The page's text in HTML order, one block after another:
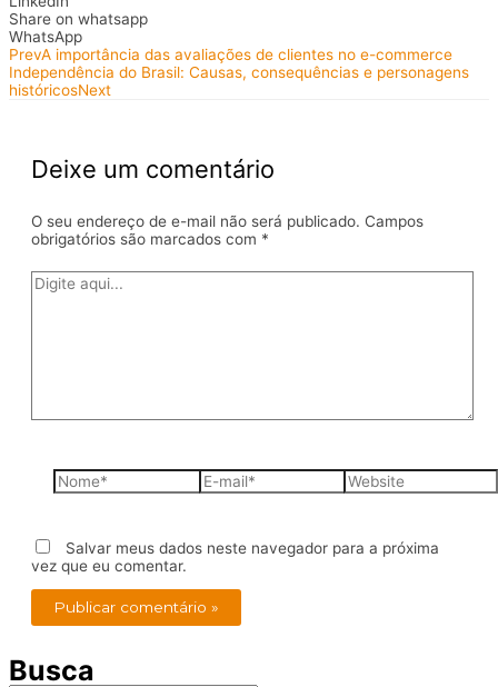
Share on whatsapp
WhatsApp
PrevA importância das avaliações de clientes no e-commerce
Independência do Brasil: Causas, consequências e personagens
históricosNext
Deixe um comentário
O seu endereço de e-mail não será publicado. Campos
obrigatórios são marcados com *
Digite
aqui...
Nome*
E-
mail*
Website
Salvar meus dados neste navegador para a próxima
vez que eu comentar.
Busca